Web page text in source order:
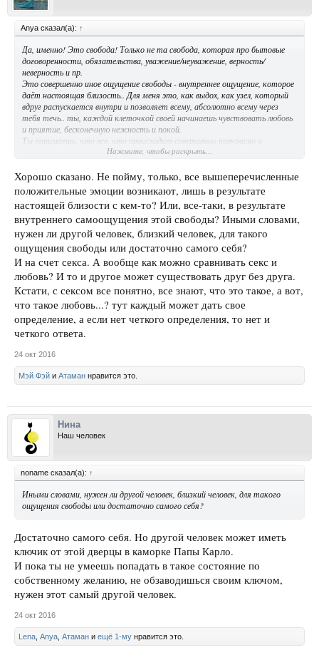
Anya сказал(а): ↑
Да, именно! Это свобода! Только не та свобода, которая про бытовые
договоренности, обязательства, уважение/неуважение, верность/
неверность и пр.
Это совершенно иное ощущение свободы - внутреннее ощущение, которое
даёт настоящая близость.. Для меня это, как выдох, как узел, который
вдруг распускается внутри и позволяет всему, абсолютно всему через
тебя течь.. ты, каждой клеточкой своей начинаешь чувствовать любовь
и приятие, бесконечную нежность и покой.
Ты понимаешь, что все, что происходит совершенно прекрасно и
правильно, и нет ничего в твоей жизни, что было бы не так. Это
желанием обнять весь мир.. Безграничное доверие к миру во всех его
проявлениях просыпается внутри, и на этом доверии и открытости и
строятся все отношения с кем бы то ни было..
Такие категории, как верность/ не верность, обман, ревность и пр. вдруг
перестают волновать вообще.. им просто нет места в этом ощущении
тотального доверия и открытости миру.
Нажмите, чтобы раскрыть...
Хорошо сказано. Не пойму, только, все вышеперечисленные
положительные эмоции возникают, лишь в результате
настоящей близости с кем-то? Или, все-таки, в результате
внутреннего самоощущения этой свободы? Иными словами,
нужен ли другой человек, близкий человек, для такого
ощущения свободы или достаточно самого себя?
И на счет секса. А вообще как можно сравнивать секс и
любовь? И то и другое может существовать друг без друга.
Кстати, с сексом все понятно, все знают, что это такое, а вот,
что такое любовь...? тут каждый может дать свое
определение, а если нет четкого определения, то нет и
четкого ответа.
24 окт 2016
Мэй Фэй и Атаман нравится это.
Нина
Наш человек
noname сказал(а): ↑
Иными словами, нужен ли другой человек, близкий человек, для такого
ощущения свободы или достаточно самого себя?
Достаточно самого себя. Но другой человек может иметь
ключик от этой дверцы в каморке Папы Карло.
И пока ты не умеешь попадать в такое состояние по
собственному желанию, не обзаводишься своим ключом,
нужен этот самый другой человек.
24 окт 2016
Lena Anya Атаман и ещё 1-му нравится это.